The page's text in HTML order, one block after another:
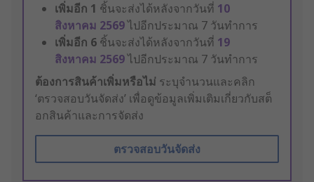
เพิ่มอีก 1 ชิ้นจะส่งได้หลังจากวันที่ 10
สิงหาคม 2569ไปอีกประมาณ 7 วันทำการ
เพิ่มอีก 6 ชิ้นจะส่งได้หลังจากวันที่ 19
สิงหาคม 2569ไปอีกประมาณ 7 วันทำการ
ต้องการสินค้าเพิ่มหรือไม่ ระบุจำนวนและคลิก
‘ตรวจสอบวันจัดส่ง’ เพื่อดูข้อมูลเพิ่มเติมเกี่ยวกับสต็
อกสินค้าและการจัดส่ง
ตรวจสอบวันจัดส่ง